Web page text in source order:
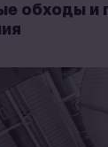
обходы и